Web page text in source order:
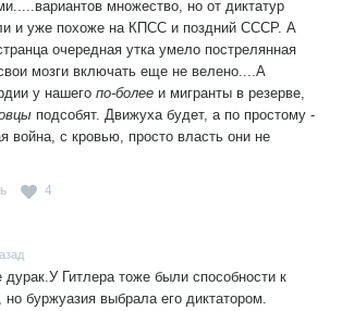
множество, но от диктатур
и уже похоже на КПСС и поздний СССР. А
очередная утка умело пострелянная
мозги включать еще не велено....А
у нашего по-более и мигранты в резерве,
подсобят. Движуха будет, а по простому -
война, с кровью, просто власть они не
4
дурак.У Гитлера тоже были способности к
но буржуазия выбрала его диктатором.